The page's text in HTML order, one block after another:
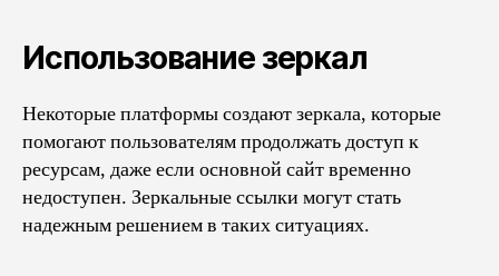
Использование зеркал
Некоторые платформы создают зеркала, которые
помогают пользователям продолжать доступ к
ресурсам, даже если основной сайт временно
недоступен. Зеркальные ссылки могут стать
надежным решением в таких ситуациях.